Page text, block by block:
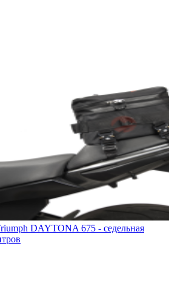
DAYTONA 675 - седельная